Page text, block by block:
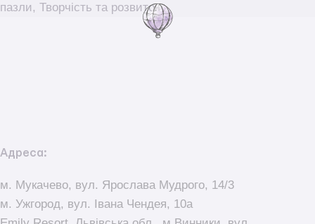
пазли, Творчість та розвиток
Адреса:
м. Мукачево, вул. Ярослава Мудрого, 14/3
м. Ужгород, вул. Івана Чендея, 10а